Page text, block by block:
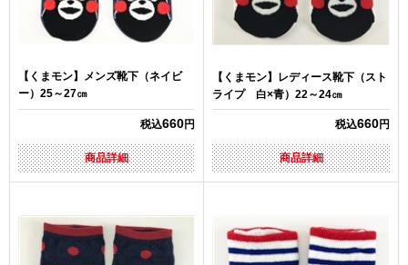
【くまモン】メンズ靴下（ネイビ
ー）25～27㎝
税込660円
商品詳細
【くまモン】レディース靴下（スト
ライプ 白×青）22～24㎝
税込660円
商品詳細